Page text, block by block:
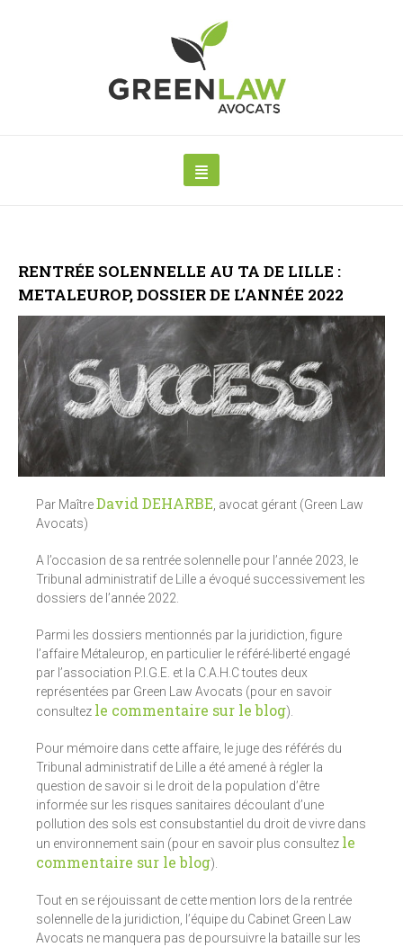
RENTRÉE SOLENNELLE AU TA DE LILLE :
METALEUROP, DOSSIER DE L’ANNÉE 2022
Par MaîtreDavid DEHARBE , avocat gérant (Green Law
Avocats)
A l’occasion de sa rentrée solennelle pour l’année 2023, le
Tribunal administratif de Lille a évoqué successivement les
dossiers de l’année 2022.
Parmi les dossiers mentionnés par la juridiction, figure
l’affaire Métaleurop, en particulier le référé-liberté engagé
par l’association P.I.G.E. et la C.A.H.Ctoutes deux
représentées par Green Law Avocats (pour en savoir
consultez le commentaire sur le blog).
Pour mémoire dans cette affaire, le juge des référés du
Tribunal administratif de Lille a été amené à régler la
question de savoir si le droit de la population d’être
informée sur les risques sanitaires découlant d’une
pollution des sols est consubstantiel du droit de vivre dans
un environnement sain (pour en savoir plus consultez le
commentaire sur le blog).
Tout en se réjouissant de cette mention lors de la rentrée
solennelle de la juridiction, l’équipe du Cabinet Green Law
Avocats ne manquera pas de poursuivre la bataille sur les